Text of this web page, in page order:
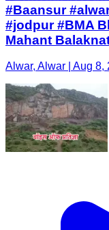
#Baansur
#jodpur #BMA
Mahant
Alwar, Alwar | Aug 8,